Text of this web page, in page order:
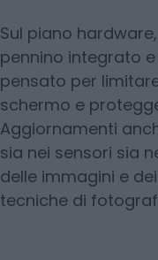
Sul piano
pennino integrato
pensato per
schermo e
Aggiornamenti
sia nei sensori sia
delle immagini e
tecniche di